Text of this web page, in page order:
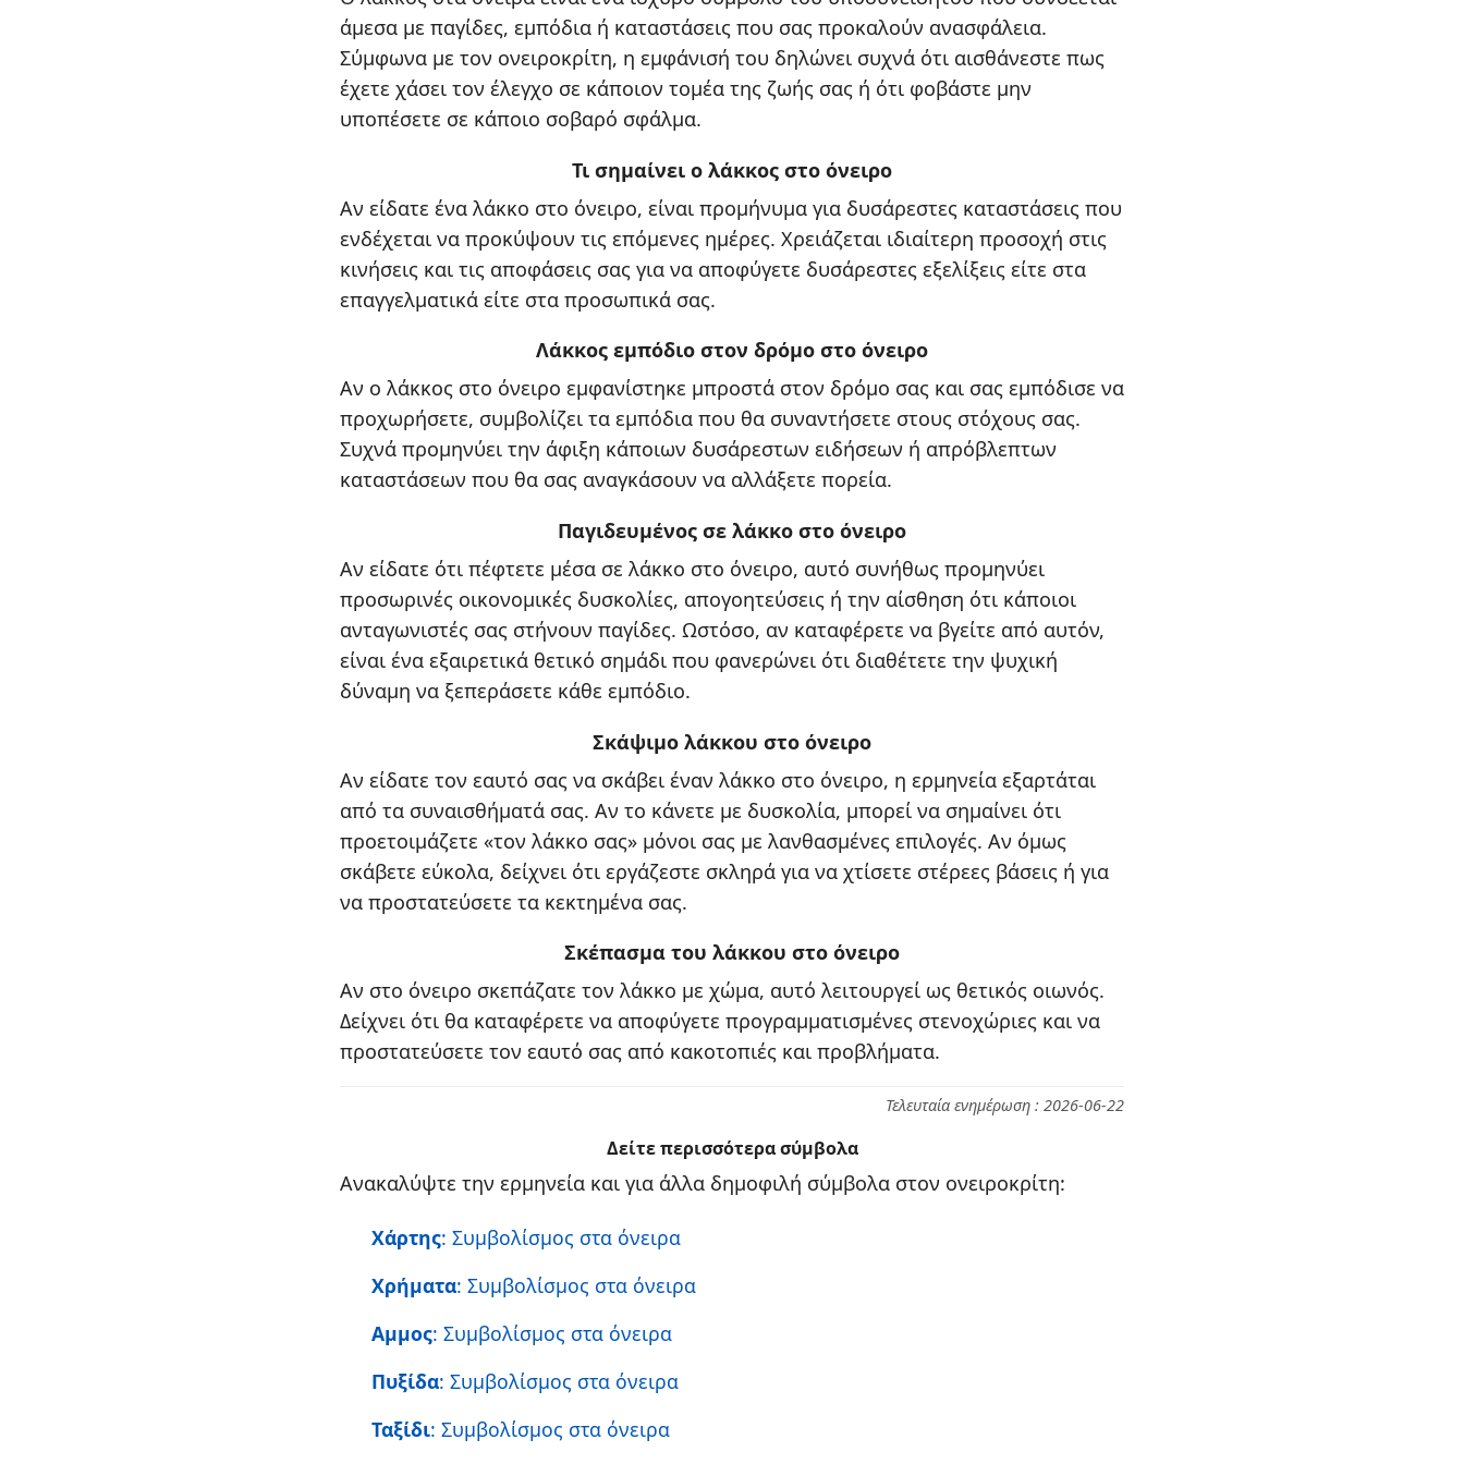
άμεσα με παγίδες, εμπόδια ή καταστάσεις που σας προκαλούν ανασφάλεια.
Σύμφωνα με τον ονειροκρίτη, η εμφάνισή του δηλώνει συχνά ότι αισθάνεστε πως
έχετε χάσει τον έλεγχο σε κάποιον τομέα της ζωής σας ή ότι φοβάστε μην
υποπέσετε σε κάποιο σοβαρό σφάλμα.
Τι σημαίνει ο λάκκος στο όνειρο
Αν είδατε ένα λάκκο στο όνειρο, είναι προμήνυμα για δυσάρεστες καταστάσεις που
ενδέχεται να προκύψουν τις επόμενες ημέρες. Χρειάζεται ιδιαίτερη προσοχή στις
κινήσεις και τις αποφάσεις σας για να αποφύγετε δυσάρεστες εξελίξεις είτε στα
επαγγελματικά είτε στα προσωπικά σας.
Λάκκος εμπόδιο στον δρόμο στο όνειρο
Αν ο λάκκος στο όνειρο εμφανίστηκε μπροστά στον δρόμο σας και σας εμπόδισε να
προχωρήσετε, συμβολίζει τα εμπόδια που θα συναντήσετε στους στόχους σας.
Συχνά προμηνύει την άφιξη κάποιων δυσάρεστων ειδήσεων ή απρόβλεπτων
καταστάσεων που θα σας αναγκάσουν να αλλάξετε πορεία.
Παγιδευμένος σε λάκκο στο όνειρο
Αν είδατε ότι πέφτετε μέσα σε λάκκο στο όνειρο, αυτό συνήθως προμηνύει
προσωρινές οικονομικές δυσκολίες, απογοητεύσεις ή την αίσθηση ότι κάποιοι
ανταγωνιστές σας στήνουν παγίδες. Ωστόσο, αν καταφέρετε να βγείτε από αυτόν,
είναι ένα εξαιρετικά θετικό σημάδι που φανερώνει ότι διαθέτετε την ψυχική
δύναμη να ξεπεράσετε κάθε εμπόδιο.
Σκάψιμο λάκκου στο όνειρο
Αν είδατε τον εαυτό σας να σκάβει έναν λάκκο στο όνειρο, η ερμηνεία εξαρτάται
από τα συναισθήματά σας. Αν το κάνετε με δυσκολία, μπορεί να σημαίνει ότι
προετοιμάζετε «τον λάκκο σας» μόνοι σας με λανθασμένες επιλογές. Αν όμως
σκάβετε εύκολα, δείχνει ότι εργάζεστε σκληρά για να χτίσετε στέρεες βάσεις ή για
να προστατεύσετε τα κεκτημένα σας.
Σκέπασμα του λάκκου στο όνειρο
Αν στο όνειρο σκεπάζατε τον λάκκο με χώμα, αυτό λειτουργεί ως θετικός οιωνός.
Δείχνει ότι θα καταφέρετε να αποφύγετε προγραμματισμένες στενοχώριες και να
προστατεύσετε τον εαυτό σας από κακοτοπιές και προβλήματα.
Τελευταία ενημέρωση : 2026-06-22
Δείτε περισσότερα σύμβολα
Ανακαλύψτε την ερμηνεία και για άλλα δημοφιλή σύμβολα στον ονειροκρίτη:
Χάρτης: Συμβολίσμος στα όνειρα
Χρήματα: Συμβολίσμος στα όνειρα
Αμμος: Συμβολίσμος στα όνειρα
Πυξίδα: Συμβολίσμος στα όνειρα
Ταξίδι: Συμβολίσμος στα όνειρα